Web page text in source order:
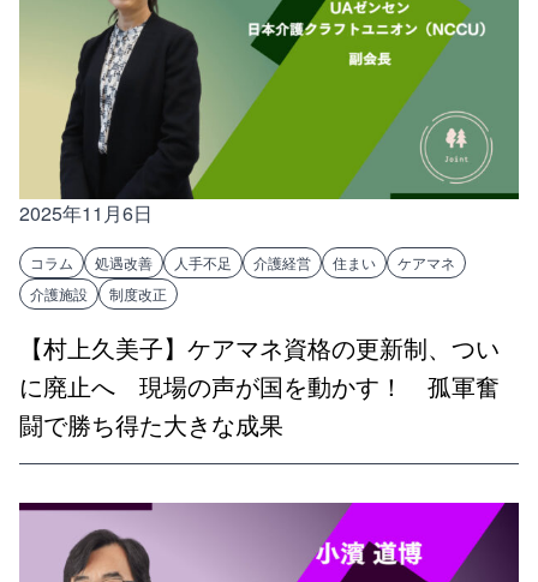
2025年11月6日
コラム 処遇改善 人手不足 介護経営 住まい
ケアマネ
介護施設
制度改正
【村上久美子】ケアマネ資格の更新制、つい
に廃止へ 現場の声が国を動かす！ 孤軍奮
闘で勝ち得た大きな成果